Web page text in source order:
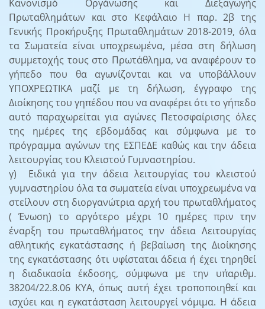
Κανονισμό Οργάνωσης και Διεξαγωγής
Πρωταθλημάτων και στο Κεφάλαιο Η παρ. 2β της
Γενικής Προκήρυξης Πρωταθλημάτων 2018-2019, όλα
τα Σωματεία είναι υποχρεωμένα, μέσα στη δήλωση
συμμετοχής τους στο Πρωτάθλημα, να αναφέρουν το
γήπεδο που θα αγωνίζονται και να υποβάλλουν
ΥΠΟΧΡΕΩΤΙΚΑ μαζί με τη δήλωση, έγγραφο της
Διοίκησης του γηπέδου που να αναφέρει ότι το γήπεδο
αυτό παραχωρείται για αγώνες Πετοσφαίρισης όλες
της ημέρες της εβδομάδας και σύμφωνα με το
πρόγραμμα αγώνων της ΕΣΠΕΔΕ καθώς και την άδεια
λειτουργίας του Κλειστού Γυμναστηρίου.
γ) Ειδικά για την άδεια λειτουργίας του κλειστού
γυμναστηρίου όλα τα σωματεία είναι υποχρεωμένα να
στείλουν στη διοργανώτρια αρχή του πρωταθλήματος
( Ένωση) το αργότερο μέχρι 10 ημέρες πριν την
έναρξη του πρωταθλήματος την άδεια Λειτουργίας
αθλητικής εγκατάστασης ή βεβαίωση της Διοίκησης
της εγκατάστασης ότι υφίσταται άδεια ή έχει τηρηθεί
η διαδικασία έκδοσης, σύμφωνα με την υπ΄αριθμ.
38204/22.8.06 ΚΥΑ, όπως αυτή έχει τροποποιηθεί και
ισχύει και η εγκατάσταση λειτουργεί νόμιμα. Η άδεια